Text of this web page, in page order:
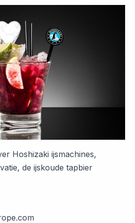
Hoshizaki ijsmachines,
de ijskoude tapbier